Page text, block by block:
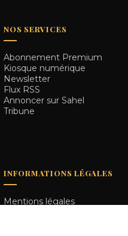
NOS SERVICES
Abonnement Premium
Kiosque numérique
Newsletter
Flux RSS
Annoncer sur Sahel
Tribune
INFORMATIONS LÉGALES
Mentions légales